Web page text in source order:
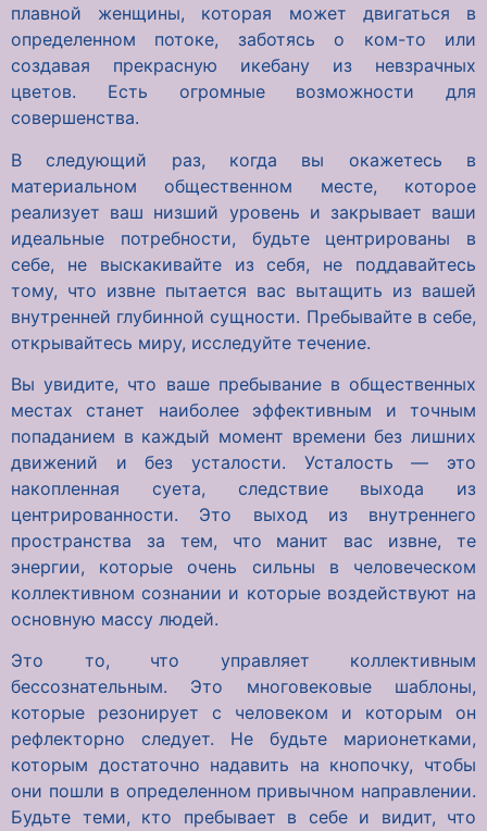
плавной женщины, которая может двигаться в
определенном потоке, заботясь о ком-то или
создавая прекрасную икебану из невзрачных
цветов. Есть огромные возможности для
совершенства.
В следующий раз, когда вы окажетесь в
материальном общественном месте, которое
реализует ваш низший уровень и закрывает ваши
идеальные потребности, будьте центрированы в
себе, не выскакивайте из себя, не поддавайтесь
тому, что извне пытается вас вытащить из вашей
внутренней глубинной сущности. Пребывайте в себе,
открывайтесь миру, исследуйте течение.
Вы увидите, что ваше пребывание в общественных
местах станет наиболее эффективным и точным
попаданием в каждый момент времени без лишних
движений и без усталости. Усталость — это
накопленная суета, следствие выхода из
центрированности. Это выход из внутреннего
пространства за тем, что манит вас извне, те
энергии, которые очень сильны в человеческом
коллективном сознании и которые воздействуют на
основную массу людей.
Это то, что управляет коллективным
бессознательным. Это многовековые шаблоны,
которые резонирует с человеком и которым он
рефлекторно следует. Не будьте марионетками,
которым достаточно надавить на кнопочку, чтобы
они пошли в определенном привычном направлении.
Будьте теми, кто пребывает в себе и видит, что